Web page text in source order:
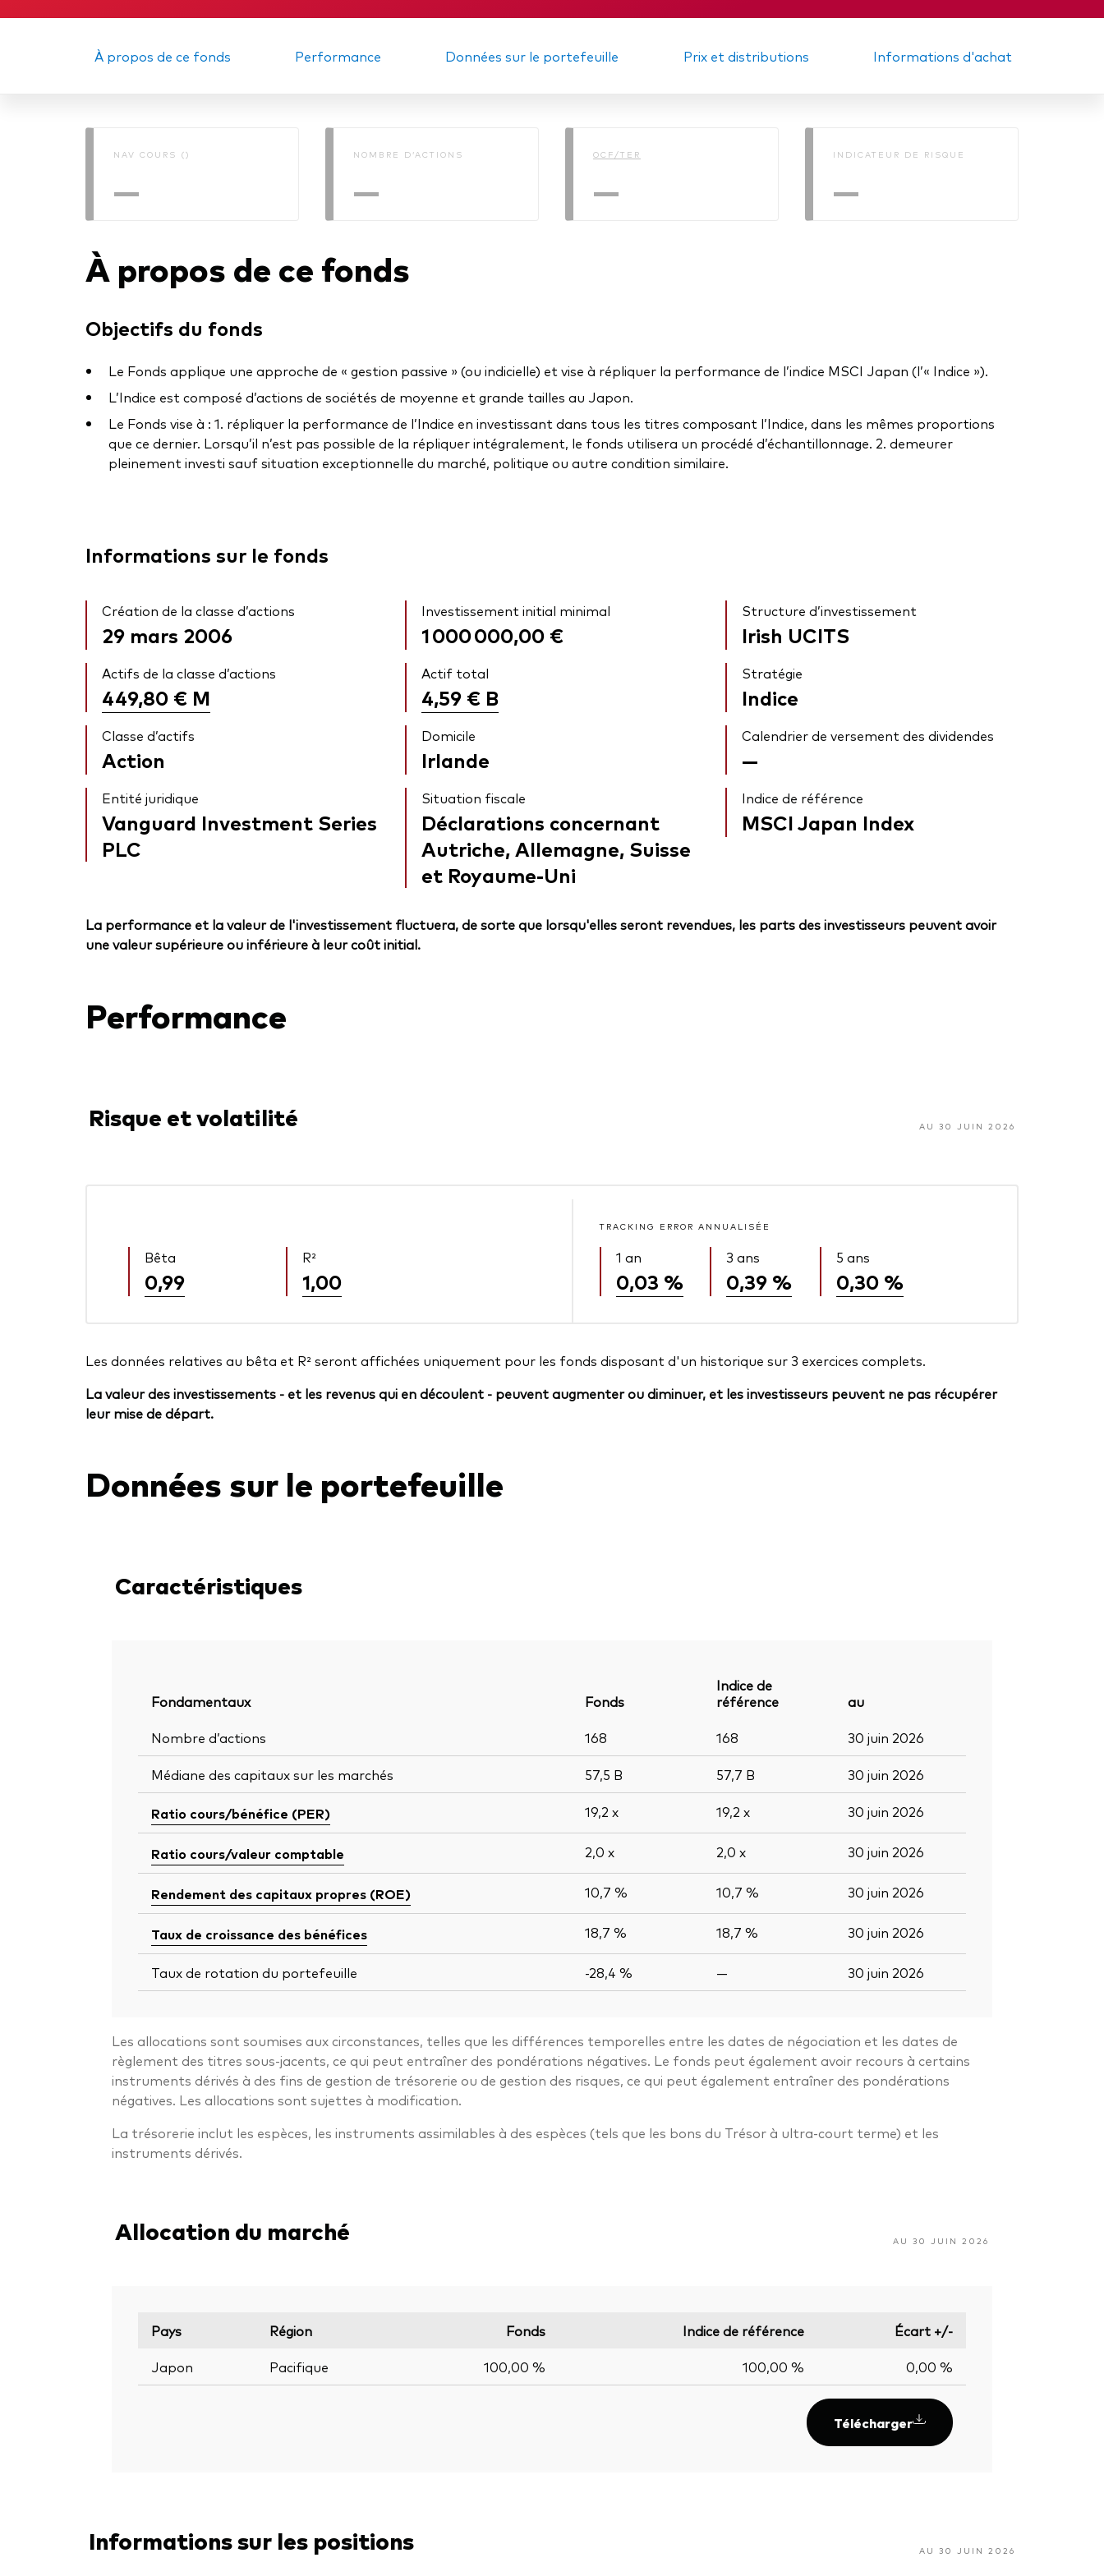
Obligations
Obligations active
À propos de ce fonds Performance Données sur le portefeuille Prix et distributions Informations d'achat
NAV COURS ()
—
NOMBRE D’ACTIONS
—
OCF/TER
—
INDICATEUR DE RISQUE
—
À propos de ce fonds
Objectifs du fonds
Le Fonds applique une approche de « gestion passive » (ou indicielle) et vise à répliquer la performance de l’indice MSCI Japan (l’« Indice »).
L’Indice est composé d’actions de sociétés de moyenne et grande tailles au Japon.
Le Fonds vise à : 1. répliquer la performance de l’Indice en investissant dans tous les titres composant l’Indice, dans les mêmes proportions
que ce dernier. Lorsqu’il n’est pas possible de la répliquer intégralement, le fonds utilisera un procédé d’échantillonnage. 2. demeurer
pleinement investi sauf situation exceptionnelle du marché, politique ou autre condition similaire.
Informations sur le fonds
Création de la classe d’actions
29 mars 2006
Investissement initial minimal
1 000 000,00 €
Structure d’investissement
Irish UCITS
Actifs de la classe d’actions
449,80 € M
Actif total
4,59 € B
Stratégie
Indice
Classe d’actifs
Action
Domicile
Irlande
Calendrier de versement des dividendes
—
Entité juridique
Vanguard Investment Series
PLC
Situation fiscale
Déclarations concernant
Autriche, Allemagne, Suisse
et Royaume-Uni
Indice de référence
MSCI Japan Index
La performance et la valeur de l'investissement fluctuera, de sorte que lorsqu'elles seront revendues, les parts des investisseurs peuvent avoir
une valeur supérieure ou inférieure à leur coût initial.
Performance
Risque et volatilité AU 30 JUIN 2026
Bêta
0,99
R²
1,00
TRACKING ERROR ANNUALISÉE
1 an
0,03 %
3 ans
0,39 %
5 ans
0,30 %
Les données relatives au bêta et R² seront affichées uniquement pour les fonds disposant d'un historique sur 3 exercices complets.
La valeur des investissements - et les revenus qui en découlent - peuvent augmenter ou diminuer, et les investisseurs peuvent ne pas récupérer
leur mise de départ.
Données sur le portefeuille
Caractéristiques
Fondamentaux Fonds
Indice de
référence
au
Nombre d’actions
168 168 30 juin 2026
Médiane des capitaux sur les marchés 57,5 B 57,7 B 30 juin 2026
Ratio cours/bénéfice (PER) 19,2 x 19,2 x 30 juin 2026
Ratio cours/valeur comptable 2,0 x 2,0 x 30 juin 2026
Rendement des capitaux propres (ROE) 10,7 % 10,7 % 30 juin 2026
Taux de croissance des bénéfices 18,7 % 18,7 % 30 juin 2026
Taux de rotation du portefeuille -28,4 % — 30 juin 2026
Les allocations sont soumises aux circonstances, telles que les différences temporelles entre les dates de négociation et les dates de
règlement des titres sous-jacents, ce qui peut entraîner des pondérations négatives. Le fonds peut également avoir recours à certains
instruments dérivés à des fins de gestion de trésorerie ou de gestion des risques, ce qui peut également entraîner des pondérations
négatives. Les allocations sont sujettes à modification.
La trésorerie inclut les espèces, les instruments assimilables à des espèces (tels que les bons du Trésor à ultra-court terme) et les
instruments dérivés.
Allocation du marché AU 30 JUIN 2026
Pays Région Fonds Indice de référence
Écart +/-
Japon
Pacifique 100,00 % 100,00 % 0,00 %
Télécharger
Informations sur les positions AU 30 JUIN 2026